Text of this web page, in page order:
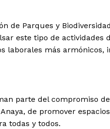
de Parques y
este tipo de actividades
laborales más armónicos,
parte del compromiso
de promover
todas y todos.